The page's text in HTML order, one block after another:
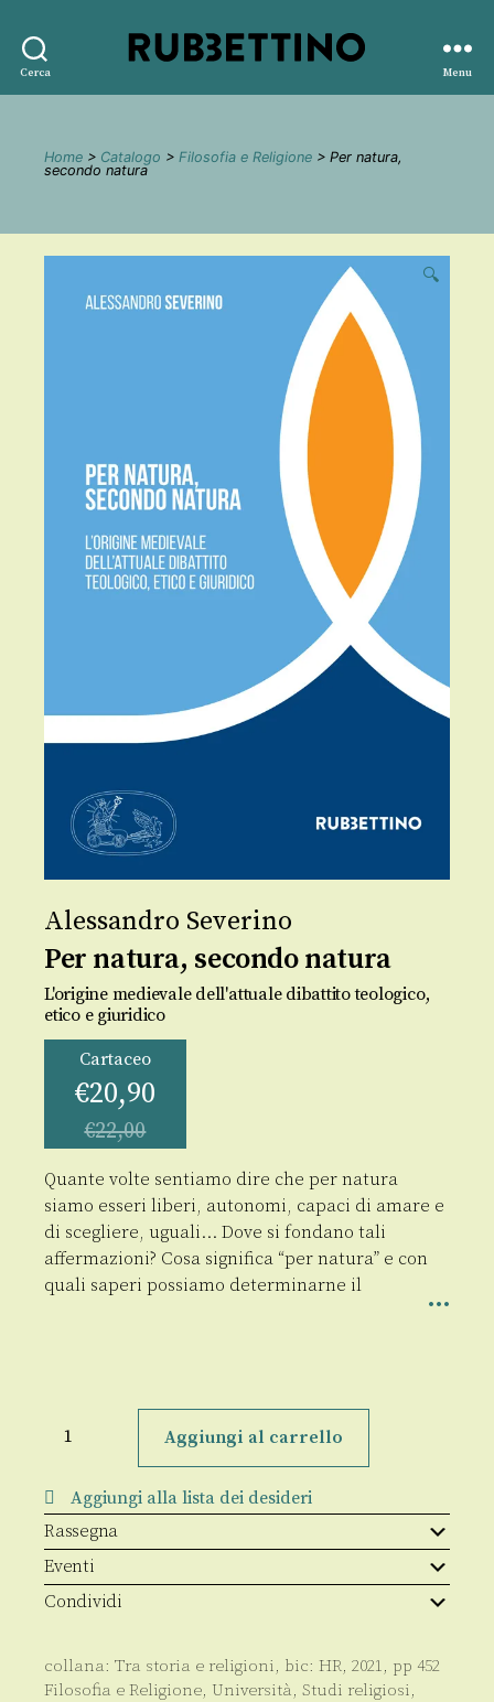
Cerca
editore
Menu
Home > Catalogo > Filosofia e Religione > Per natura,
secondo natura
🔍
Alessandro Severino
Per natura, secondo natura
L'origine medievale dell'attuale dibattito teologico,
etico e giuridico
Cartaceo
€20,90
€22,00
Quante volte sentiamo dire che per natura
siamo esseri liberi, autonomi, capaci di amare e
di scegliere, uguali… Dove si fondano tali
affermazioni? Cosa significa “per natura” e con
quali saperi possiamo determinarne il
natura,
quantità
Aggiungi al carrello
Aggiungi alla lista dei desideri
Rassegna
Eventi
Condividi
collana: Tra storia e religioni, bic: HR, 2021, pp 452
Filosofia e Religione, Università, Studi religiosi,